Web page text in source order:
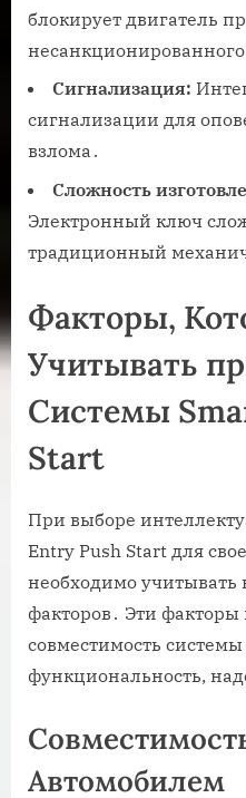
блокирует двигатель
несанкционированного
Сигнализация:
сигнализации для
взлома․
Сложность
Электронный ключ
традиционный
Факторы,
Учитывать
Системы
Start
При выборе
Entry Push Start для
необходимо учитывать
факторов․ Эти
совместимость
функциональность,
Автомобилем